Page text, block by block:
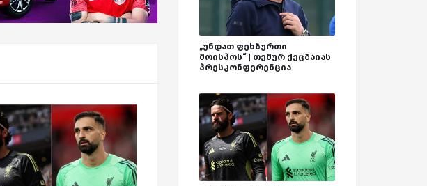
„უნდათ ფეხბურთი
მოისპოს“ | თემურ ქეცბაიას
პრესკონფერენცია